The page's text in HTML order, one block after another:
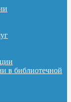
в библиотечной